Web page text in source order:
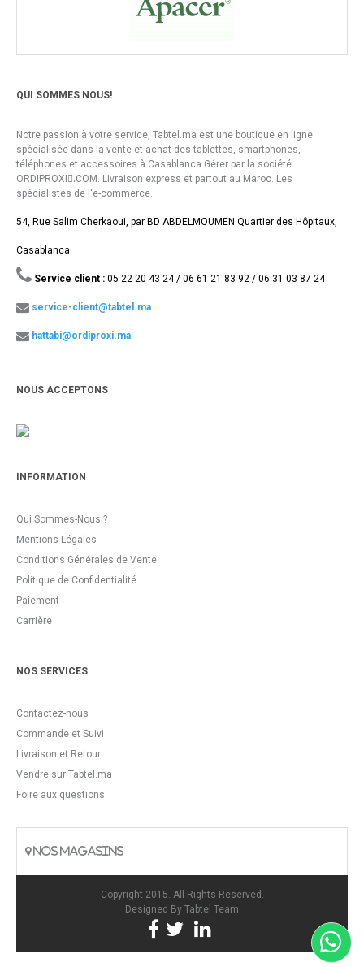
QUI SOMMES NOUS!
Notre passion à votre service, Tabtel.ma est une boutique en ligne
spécialisée dans la vente et achat des tablettes, smartphones,
téléphones et accessoires à Casablanca Gérer par la société
ORDIPROXI.ِCOM. Livraison express et partout au Maroc. Les
spécialistes de l'e-commerce.
54, Rue Salim Cherkaoui, par BD ABDELMOUMEN Quartier des Hôpitaux,
Casablanca.
Service client : 05 22 20 43 24 / 06 61 21 83 92 / 06 31 03 87 24
service-client@tabtel.ma
hattabi@ordiproxi.ma
NOUS ACCEPTONS
INFORMATION
Qui Sommes-Nous ?
Mentions Légales
Conditions Générales de Vente
Politique de Confidentialité
Paiement
Carrière
NOS SERVICES
Contactez-nous
Commande et Suivi
Livraison et Retour
Vendre sur Tabtel.ma
Foire aux questions
NOS MAGASINS
Copyright 2015. All Rights Reserved.
Designed By Tabtel Team